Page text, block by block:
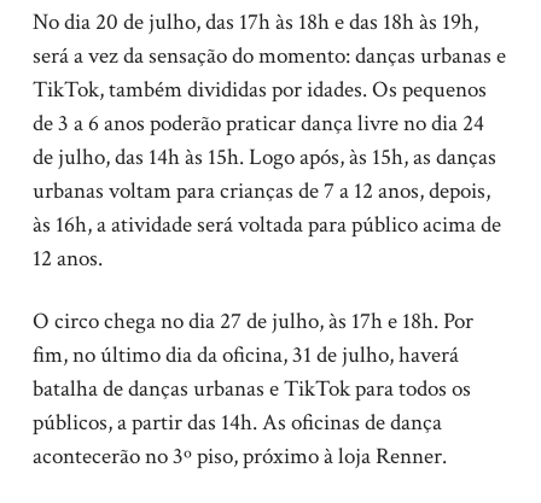
No dia 20 de julho, das 17h às 18h e das 18h às 19h,
será a vez da sensação do momento: danças urbanas e
TikTok, também divididas por idades. Os pequenos
de 3 a 6 anos poderão praticar dança livre no dia 24
de julho, das 14h às 15h. Logo após, às 15h, as danças
urbanas voltam para crianças de 7 a 12 anos, depois,
às 16h, a atividade será voltada para público acima de
12 anos.
O circo chega no dia 27 de julho, às 17h e 18h. Por
fim, no último dia da oficina, 31 de julho, haverá
batalha de danças urbanas e TikTok para todos os
públicos, a partir das 14h. As oficinas de dança
acontecerão no 3º piso, próximo à loja Renner.